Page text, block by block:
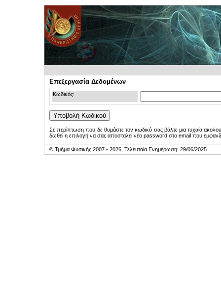
Επεξεργασία Δεδομένων
Κωδικός:
Σε περίπτωση που δε θυμάστε τον κωδικό σας βάλτε μια τυχαία
δωθεί η επιλογή να σας αποσταλεί νέο password στο email που
© Τμήμα Φυσικής 2007 - 2026, Τελευταία Ενημέρωση: 29/06/2025